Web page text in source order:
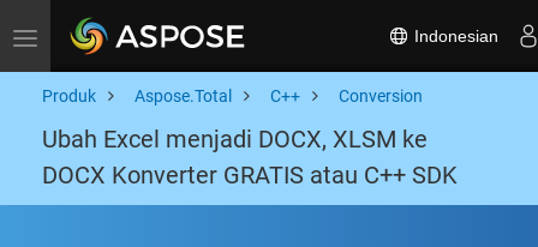
Toggle navigation Indonesian
Produk Aspose.Total C++ Conversion
Ubah Excel menjadi DOCX, XLSM ke
DOCX Konverter GRATIS atau C++ SDK